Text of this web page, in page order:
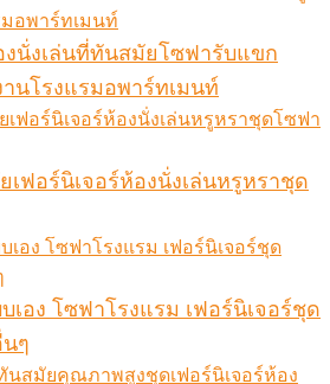
งนั่งเล่นที่ทันสมัยโซฟารับแขก
นโรงแรมอพาร์ทเมนท์
ฟอร์นิเจอร์ห้องนั่งเล่นหรูหราชุด
เอง โซฟาโรงแรม เฟอร์นิเจอร์ชุด
นๆ